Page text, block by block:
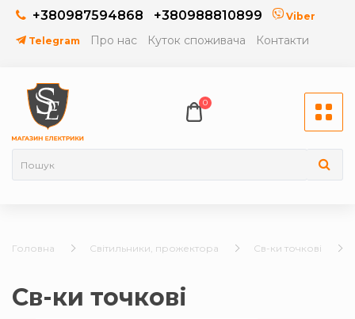
+380987594868 +380988810899 Viber
Telegram Про нас Куток споживача Контакти
0
Головна Світильники, прожектора Св-ки точкові
Св-ки точкові